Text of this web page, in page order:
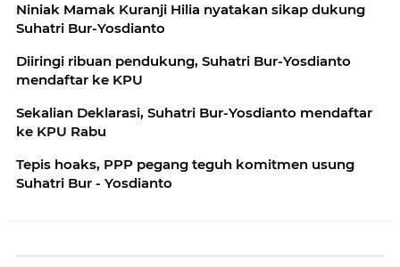
Niniak Mamak Kuranji Hilia nyatakan sikap dukung
Suhatri Bur-Yosdianto
Diiringi ribuan pendukung, Suhatri Bur-Yosdianto
mendaftar ke KPU
Sekalian Deklarasi, Suhatri Bur-Yosdianto mendaftar
ke KPU Rabu
Tepis hoaks, PPP pegang teguh komitmen usung
Suhatri Bur - Yosdianto